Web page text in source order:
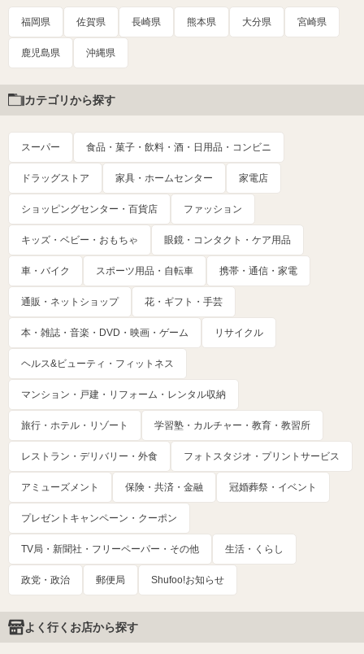
福岡県 佐賀県 長崎県 熊本県 大分県 宮崎県
鹿児島県 沖縄県
カテゴリから探す
スーパー 食品・菓子・飲料・酒・日用品・コンビニ
ドラッグストア 家具・ホームセンター 家電店
ショッピングセンター・百貨店 ファッション
キッズ・ベビー・おもちゃ 眼鏡・コンタクト・ケア用品
車・バイク スポーツ用品・自転車 携帯・通信・家電
通販・ネットショップ 花・ギフト・手芸
本・雑誌・音楽・DVD・映画・ゲーム リサイクル
ヘルス&ビューティ・フィットネス
マンション・戸建・リフォーム・レンタル収納
旅行・ホテル・リゾート 学習塾・カルチャー・教育・教習所
レストラン・デリバリー・外食 フォトスタジオ・プリントサービス
アミューズメント 保険・共済・金融 冠婚葬祭・イベント
プレゼントキャンペーン・クーポン
TV局・新聞社・フリーペーパー・その他 生活・くらし
政党・政治 郵便局 Shufoo!お知らせ
よく行くお店から探す